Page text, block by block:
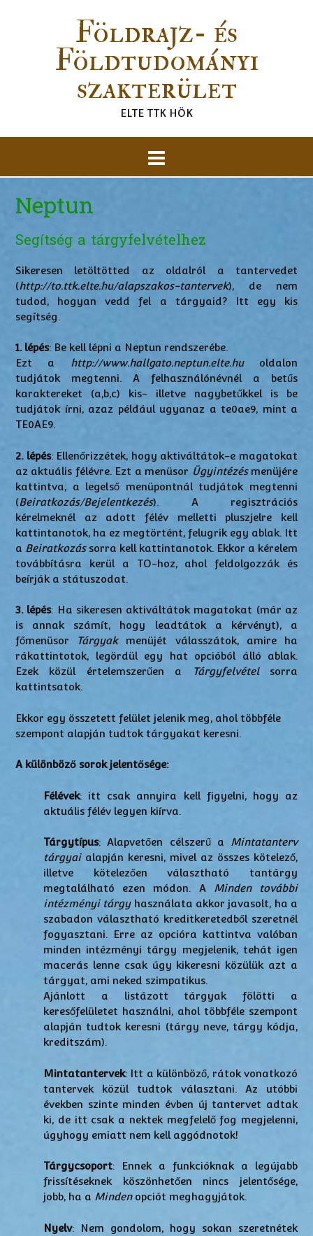
Földrajz- és
Földtudományi
szakterület
ELTE TTK HÖK
Neptun
Segítség a tárgyfelvételhez
Sikeresen letöltötted az oldalról a tantervedet
(http://to.ttk.elte.hu/alapszakos-tantervek), de nem
tudod, hogyan vedd fel a tárgyaid? Itt egy kis
segítség.
1. lépés: Be kell lépni a Neptun rendszerébe.
Ezt a http://www.hallgato.neptun.elte.huoldalon
tudjátok megtenni. A felhasználónévnél a betűs
karaktereket (a,b,c) kis- illetve nagybetűkkel is be
tudjátok írni, azaz például ugyanaz a te0ae9, mint a
TE0AE9.
2. lépés: Ellenőrizzétek, hogy aktiváltátok-e magatokat
az aktuális félévre. Ezt a menüsor Ügyintézésmenüjére
kattintva, a legelső menüpontnál tudjátok megtenni
(Beiratkozás/Bejelentkezés). A regisztrációs
kérelmeknél az adott félév melletti pluszjelre kell
kattintanotok, ha ez megtörtént, felugrik egy ablak. Itt
a Beiratkozássorra kell kattintanotok. Ekkor a kérelem
továbbításra kerül a TO-hoz, ahol feldolgozzák és
beírják a státuszodat.
3. lépés: Ha sikeresen aktiváltátok magatokat (már az
is annak számít, hogy leadtátok a kérvényt), a
főmenüsor
Tárgyakmenüjét válasszátok, amire ha
rákattintotok, legördül egy hat opcióból álló ablak.
Ezek közül értelemszerűen a
Tárgyfelvételsorra
kattintsatok.
Ekkor egy összetett felület jelenik meg, ahol többféle
szempont alapján tudtok tárgyakat keresni.
A különböző sorok jelentősége:
Félévek: itt csak annyira kell figyelni, hogy az
aktuális félév legyen kiírva.
Tárgytípus: Alapvetően célszerű a
Mintatanterv
tárgyaialapján keresni, mivel az összes kötelező,
illetve kötelezően választható tantárgy
megtalálható ezen módon. A
Minden további
intézményi tárgyhasználata akkor javasolt, ha a
szabadon választható kreditkeretedből szeretnél
fogyasztani. Erre az opcióra kattintva valóban
minden intézményi tárgy megjelenik, tehát igen
macerás lenne csak úgy kikeresni közülük azt a
tárgyat, ami neked szimpatikus.
Ajánlott a listázott tárgyak fölötti a
keresőfelületet használni, ahol többféle szempont
alapján tudtok keresni (tárgy neve, tárgy kódja,
kreditszám).
Mintatantervek: Itt a különböző, rátok vonatkozó
tantervek közül tudtok választani. Az utóbbi
években szinte minden évben új tantervet adtak
ki, de itt csak a nektek megfelelő fog megjelenni,
úgyhogy emiatt nem kell aggódnotok!
Tárgycsoport: Ennek a funkcióknak a legújabb
frissítéseknek köszönhetően nincs jelentősége,
jobb, ha a Mindenopciót meghagyjátok.
Nyelv: Nem gondolom, hogy sokan szeretnétek